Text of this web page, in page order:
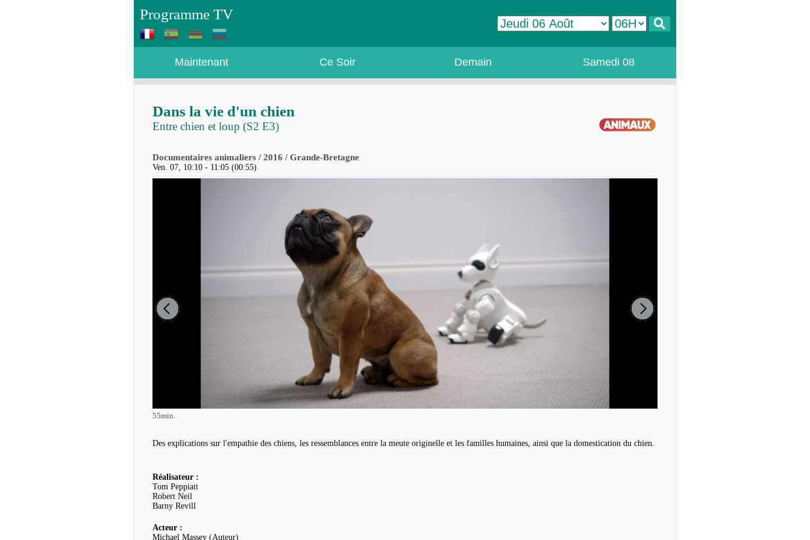
Programme TV
Maintenant Ce Soir Demain Samedi 08
Dans la vie d'un chien
Entre chien et loup (S2 E3)
Documentaires animaliers / 2016 / Grande-Bretagne
Ven. 07, 10:10 - 11:05 (00:55)
55min.
Des explications sur l'empathie des chiens, les ressemblances entre la meute originelle et les familles humaines, ainsi que la domestication du chien.
Réalisateur :
Tom Peppiatt
Robert Neil
Barny Revill
Acteur :
Michael Massey (Auteur)